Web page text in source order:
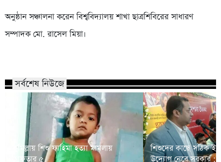
অনুষ্ঠান সঞ্চালনা করেন বিশ্ববিদ্যালয় শাখা ছাত্রশিবিরের সাধারণ
সম্পাদক মো. রাসেল মিয়া।
সর্বশেষ নিউজে
কুমিল্লায় শিশু ফাহিমা হত্যা মামলায়
গ্রেফতার ৫
শিশুদের কাছে সঠিক
উদ্যোগ নেবে সরকার :